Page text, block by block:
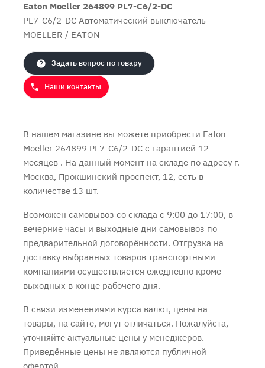
Eaton Moeller 264899 PL7-C6/2-DC
PL7-C6/2-DC Автоматический выключатель
MOELLER / EATON
Задать вопрос по товару
Наши контакты
В нашем магазине вы можете приобрести Eaton
Moeller 264899 PL7-C6/2-DC с гарантией 12
месяцев . На данный момент на складе по адресу г.
Москва, Прокшинский проспект, 12, есть в
количестве 13 шт.
Возможен самовывоз со склада с 9:00 до 17:00, в
вечерние часы и выходные дни самовывоз по
предварительной договорённости. Отгрузка на
доставку выбранных товаров транспортными
компаниями осуществляется ежедневно кроме
выходных в конце рабочего дня.
В связи изменениями курса валют, цены на
товары, на сайте, могут отличаться. Пожалуйста,
уточняйте актуальные цены у менеджеров.
Приведённые цены не являются публичной
Продолжить покупки